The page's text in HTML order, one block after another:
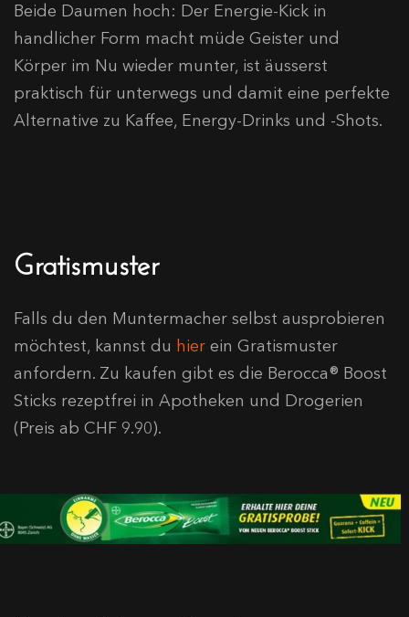
Beide Daumen hoch: Der Energie-Kick in
handlicher Form macht müde Geister und
Körper im Nu wieder munter, ist äusserst
praktisch für unterwegs und damit eine perfekte
Alternative zu Kaffee, Energy-Drinks und -Shots.
Gratismuster
Falls du den Muntermacher selbst ausprobieren
möchtest, kannst du hier ein Gratismuster
anfordern. Zu kaufen gibt es die Berocca® Boost
Sticks rezeptfrei in Apotheken und Drogerien
(Preis ab CHF 9.90).